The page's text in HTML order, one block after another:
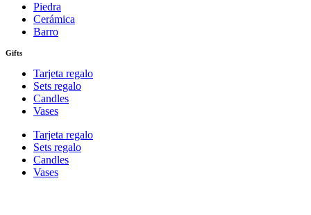
Piedra
Cerámica
Barro
Gifts
Tarjeta regalo
Sets regalo
Candles
Vases
Tarjeta regalo
Sets regalo
Candles
Vases